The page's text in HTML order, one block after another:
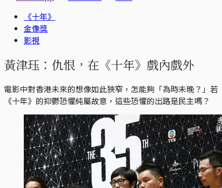
《十年》
金像獎
影視
黃津珏：仇恨，在《十年》戲內戲外
電影中對香港未來的想像如此狹窄，怎能夠「為時未晚？」若
《十年》的抑鬱恐懼純屬故意，這些恐懼的出路是民主嗎？